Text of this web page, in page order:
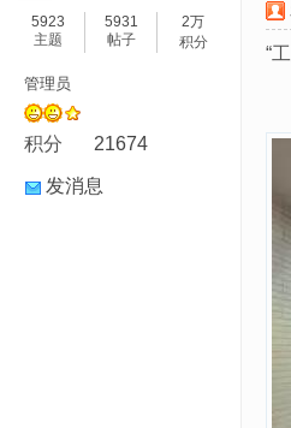
5923
主题
5931
帖子
2万
积分
管理员
积分 21674
发消息
“